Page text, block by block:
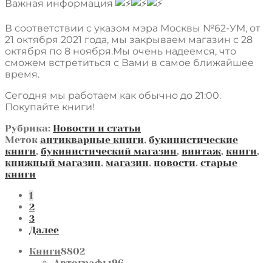
Важная информация
В соответствии с указом мэра Москвы №62-УМ, от
21 октября 2021 года, мы закрываем магазин с 28
октября по 8 ноября.Мы очень надеемся, что
сможем встретиться с Вами в самое ближайшее
время.
Сегодня мы работаем как обычно до 21:00.
Покупайте книги!
Рубрика: Новости и статьи
Меток антикварные книги, букинистические
книги, букинистический магазин, винтаж, книги,
книжный магазин, магазин, новости, старые
книги
Пагинация
записей
1
2
3
Далее
Книги88028802